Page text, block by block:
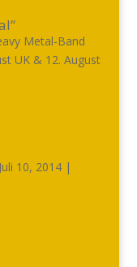
Metal-Band
UK & 12. August
Juli 10, 2014|